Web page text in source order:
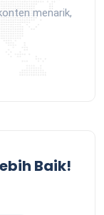
menarik,
Baik!